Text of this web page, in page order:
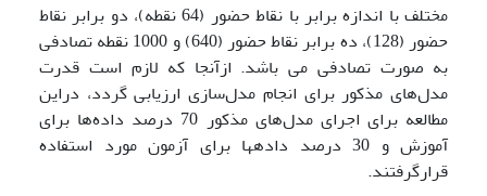
مختلف با اندازه برابر با نقاط حضور (64 نقطه)، دو برابر نقاط
حضور (128)، ده برابر نقاط حضور (640) و 1000 نقطه تصادفی
به صورت تصادفی می باشد. ازآنجا که لازم است قدرت
مدل‌های مذکور برای انجام مدل‌سازی ارزیابی گردد، دراین
مطالعه برای اجرای مدل‌های مذکور 70 درصد داده‌ها برای
آموزش و 30 درصد داده­ها برای آزمون مورد استفاده
قرارگرفتند.